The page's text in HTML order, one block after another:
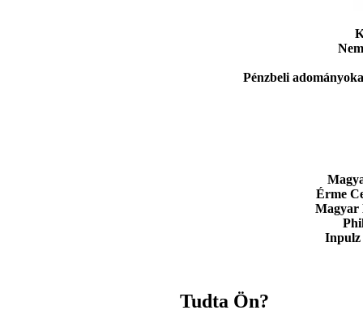
Pénzbeli
Érme
Magyar
Inpulz
Tudta Ön?